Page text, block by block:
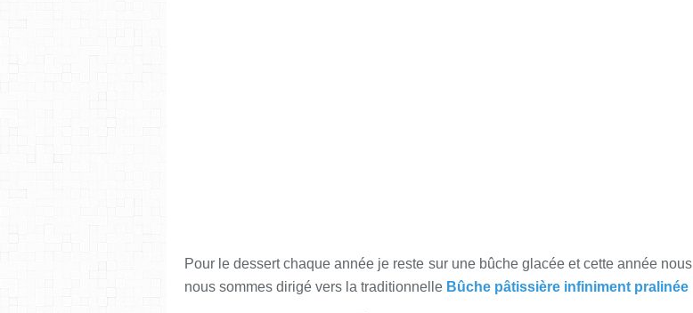
Pour le dessert chaque année je reste sur une bûche glacée et cette année nous
nous sommes dirigé vers la traditionnelle Bûche pâtissière infiniment pralinée